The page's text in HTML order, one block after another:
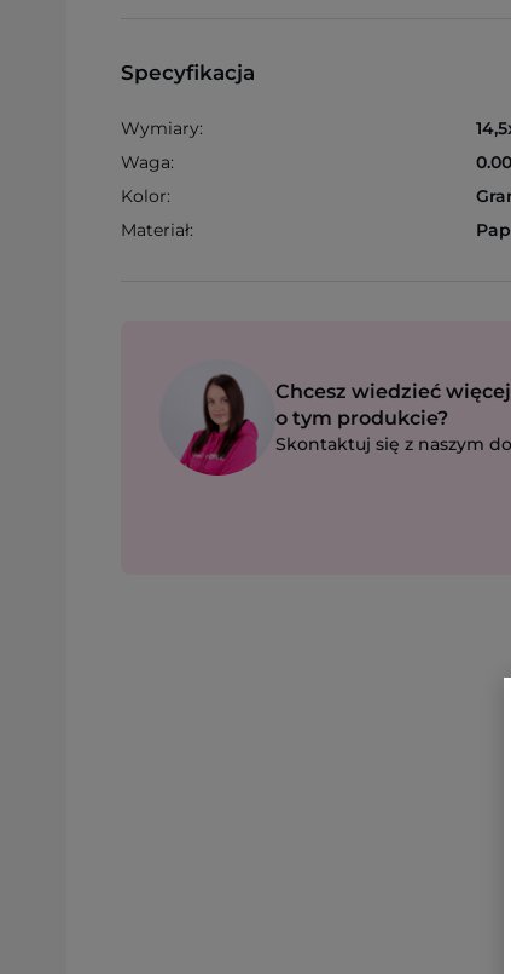
Specyfikacja
Wymiary:
Waga:
Kolor:
Materiał:
Chcesz wiedzieć więcej
o tym produkcie?
Skontaktuj się z naszym